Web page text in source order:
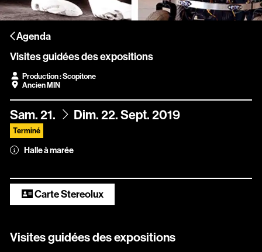
Agenda
Visites guidées des expositions
Production : Scopitone
Ancien MIN
du
Sam. 21. au
Dim.22.Sept.2019
Terminé
Halle à marée
Carte Stereolux
Visites guidées des expositions
Accessibilité
Prévention des violences et signalement
Association Songo
Résidences
Espace pro
Location / Privatisation